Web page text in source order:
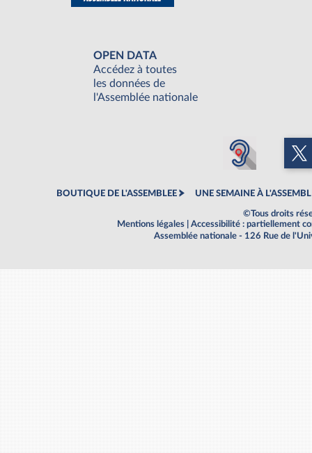
OPEN DATA
Accédez à toutes
les données de
l'Assemblée nationale
BOUTIQUE DE L'ASSEMBLEE UNE SEMAINE À
©Tous droits
Mentions légales
Accessibilité : partiellement
Assemblée nationale - 126 Rue de